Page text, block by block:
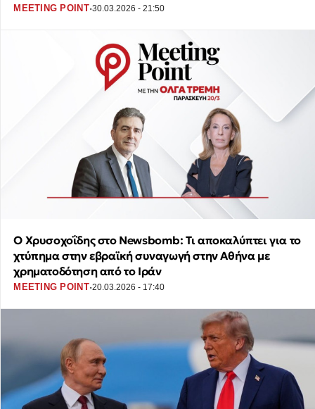
MEETING POINT·30.03.2026 - 21:50
Ο Χρυσοχοΐδης στο Newsbomb: Τι αποκαλύπτει για το
χτύπημα στην εβραϊκή συναγωγή στην Αθήνα με
χρηματοδότηση από το Ιράν
MEETING POINT·20.03.2026 - 17:40